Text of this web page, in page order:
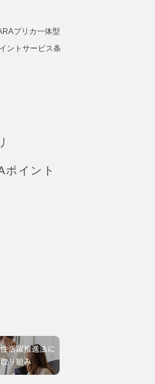
プリカ一体型
ントサービス条
ポイント